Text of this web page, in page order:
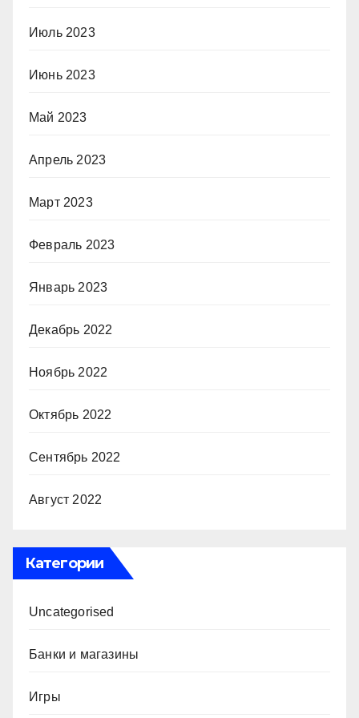
Июль 2023
Июнь 2023
Май 2023
Апрель 2023
Март 2023
Февраль 2023
Январь 2023
Декабрь 2022
Ноябрь 2022
Октябрь 2022
Сентябрь 2022
Август 2022
Категории
Uncategorised
Банки и магазины
Игры